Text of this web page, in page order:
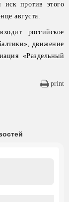
против этого
августа.
российское
движение
«Раздельный
print